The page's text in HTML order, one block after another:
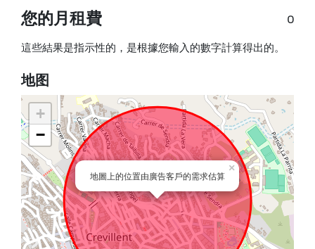
您的月租費 0
這些結果是指示性的，是根據您輸入的數字計算得出的。
地图
地圖上的位置由廣告客戶的需求估算
×
+
−